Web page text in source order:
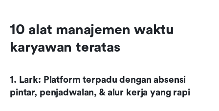
10 alat manajemen waktu
karyawan teratas
1. Lark: Platform terpadu dengan absensi
pintar, penjadwalan, & alur kerja yang rapi